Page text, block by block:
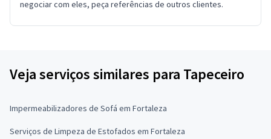
negociar com eles, peça referências de outros clientes.
Veja serviços similares para Tapeceiro
Impermeabilizadores de Sofá em Fortaleza
Serviços de Limpeza de Estofados em Fortaleza